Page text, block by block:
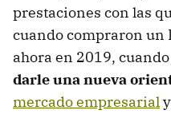
prestaciones con las
cuando compraron un
ahora en 2019,
darle una nueva
mercado empresarial